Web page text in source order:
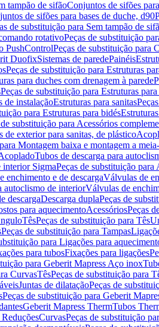
tampão de sifãoConjuntos de sifões
de sifões para bases de duche, d90
de substituição para Sem tampão de
rotativoPeças de substituição
PushControlPeças de substituição para
DuofixSistemas de paredePainéis
Peças de substituição para Estruturas
para duches com drenagem à parede
Peças de substituição para Estruturas para
de instalaçãoEstruturas para sanitas
para Estruturas para bidés
substituição para Acessórios
de exterior para sanitas, de plástico
Montagem baixa e montagem a
Tubos de descarga para
SigmaPeças de substituição
enchimento e de descargaVálvulas de
autoclismo de interiorVálvulas de
descargaDescarga duplaPeças de
para aquecimentoAcessóriosPeças
TêsPeças de substituição para Tês
Peças de substituição para Tampas
para Ligações para
para tubosFixações para ligações
para Geberit Mapress Aço inox
CurvasTêsPeças de substituição para
Juntas de dilataçãoPeças de
Peças de substituição para Geberit
Geberit Mapress ThermTubos
CurvasPeças de substituição